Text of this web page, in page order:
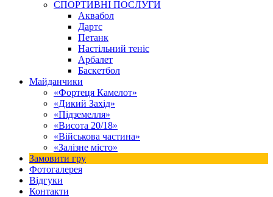
СПОРТИВНІ ПОСЛУГИ
Аквабол
Дартс
Петанк
Настільний теніс
Арбалет
Баскетбол
Майданчики
«Фортеця Камелот»
«Дикий Захід»
«Підземелля»
«Висота 20/18»
«Військова частина»
«Залізне місто»
Замовити гру
Фотогалерея
Відгуки
Контакти